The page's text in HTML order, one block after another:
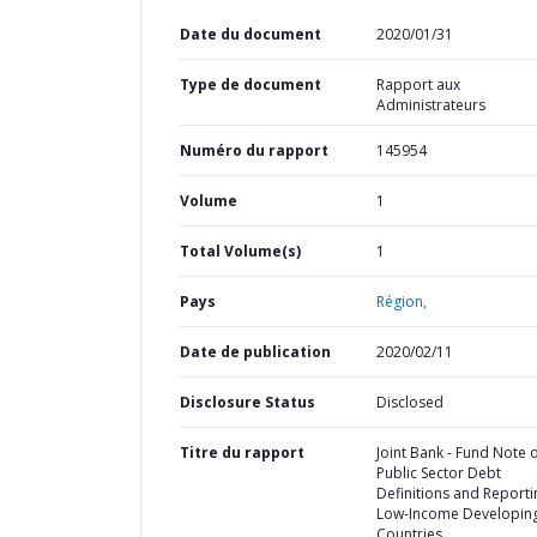
Date du document 2020/01/31
Type de document
Rapport aux
Administrateurs
Numéro du rapport 145954
Volume 1
Total Volume(s) 1
Pays Région,
Date de publication 2020/02/11
Disclosure Status Disclosed
Titre du rapport
Joint Bank - Fund Note
Public Sector Debt
Definitions and
Low-Income